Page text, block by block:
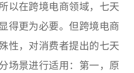
以在跨境电商领域，七天
得更为必要。但跨境电商
性，对消费者提出的七天
场景进行适用：第一，原